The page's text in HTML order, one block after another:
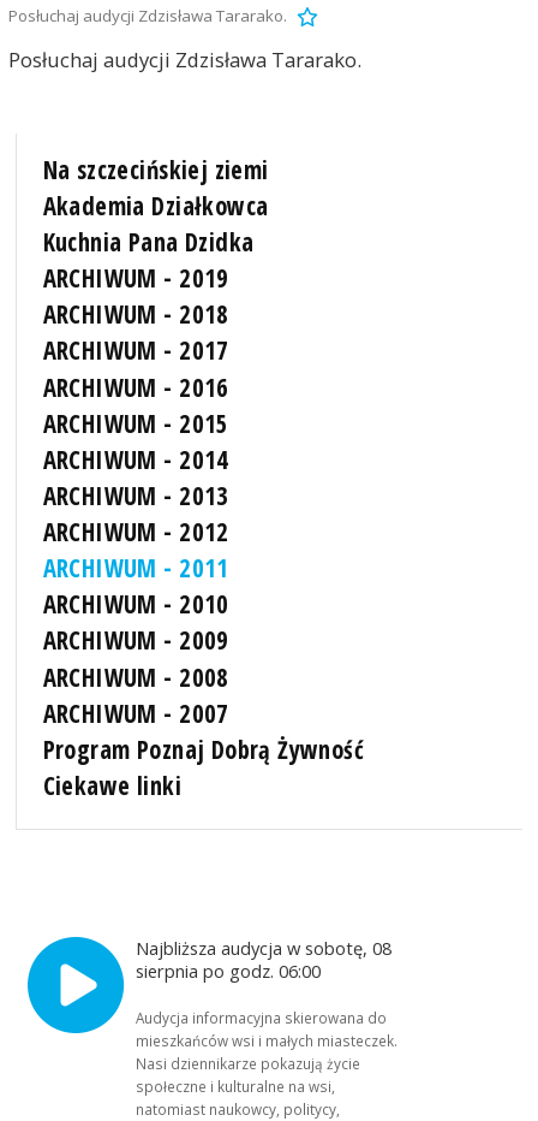
Posłuchaj audycji Zdzisława Tararako.
Posłuchaj audycji Zdzisława Tararako.
Na szczecińskiej ziemi
Akademia Działkowca
Kuchnia Pana Dzidka
ARCHIWUM - 2019
ARCHIWUM - 2018
ARCHIWUM - 2017
ARCHIWUM - 2016
ARCHIWUM - 2015
ARCHIWUM - 2014
ARCHIWUM - 2013
ARCHIWUM - 2012
ARCHIWUM - 2011
ARCHIWUM - 2010
ARCHIWUM - 2009
ARCHIWUM - 2008
ARCHIWUM - 2007
Program Poznaj Dobrą Żywność
Ciekawe linki
Najbliższa audycja w sobotę, 08
sierpnia po godz. 06:00
Audycja informacyjna skierowana do
mieszkańców wsi i małych miasteczek.
Nasi dziennikarze pokazują życie
społeczne i kulturalne na wsi,
natomiast naukowcy, politycy,